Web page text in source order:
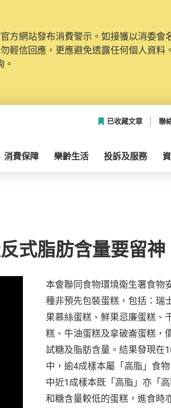
方網站發布消費警示。如接獲以消委會
輕信回應，更應避免透露任何個人資料
已收藏文章 聯
消費保障 樂齡生活 投訴及服務
式脂肪含量要留神
本會聯同食物環境衞生署食物
種非預先包裝蛋糕，包括：瑞
果慕絲蛋糕、鮮果忌廉蛋糕、
糕、牛油蛋糕及拿破崙蛋糕，
試糖及脂肪含量。結果發現在
中，逾4成樣本屬「高脂」食
中近1成樣本既「高脂」亦「
和糖含量較低的蛋糕，進食時